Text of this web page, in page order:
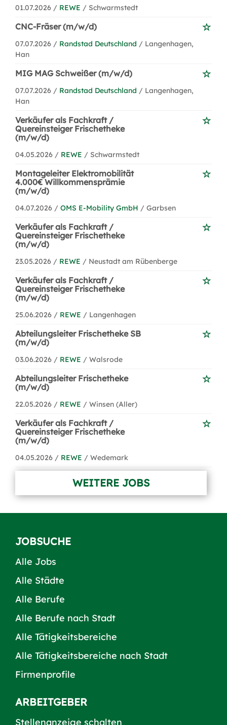
01.07.2026 / REWE / Schwarmstedt
CNC-Fräser (m/w/d)
07.07.2026 / Randstad Deutschland / Langenhagen,
Han
MIG MAG Schweißer (m/w/d)
07.07.2026 / Randstad Deutschland / Langenhagen,
Han
Verkäufer als Fachkraft /
Quereinsteiger Frischetheke
(m/w/d)
04.05.2026 / REWE / Schwarmstedt
Montageleiter Elektromobilität
4.000€ Willkommensprämie
(m/w/d)
04.07.2026 / OMS E-Mobility GmbH / Garbsen
Verkäufer als Fachkraft /
Quereinsteiger Frischetheke
(m/w/d)
23.05.2026 / REWE / Neustadt am Rübenberge
Verkäufer als Fachkraft /
Quereinsteiger Frischetheke
(m/w/d)
25.06.2026 / REWE / Langenhagen
Abteilungsleiter Frischetheke SB
(m/w/d)
03.06.2026 / REWE / Walsrode
Abteilungsleiter Frischetheke
(m/w/d)
22.05.2026 / REWE / Winsen (Aller)
Verkäufer als Fachkraft /
Quereinsteiger Frischetheke
(m/w/d)
04.05.2026 / REWE / Wedemark
WEITERE JOBS
JOBSUCHE
Alle Jobs
Alle Städte
Alle Berufe
Alle Berufe nach Stadt
Alle Tätigkeitsbereiche
Alle Tätigkeitsbereiche nach Stadt
Firmenprofile
ARBEITGEBER
Stellenanzeige schalten